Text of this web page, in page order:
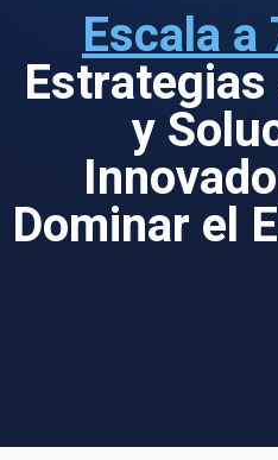
Escala
y
Dominar el